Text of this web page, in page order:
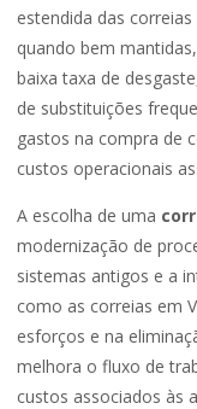
estendida das
quando bem
baixa taxa de
de substituições
gastos na compra de
custos operacionais
A escolha de uma
modernização de
sistemas antigos e a
como as correias em
esforços e na
melhora o fluxo de
custos associados às